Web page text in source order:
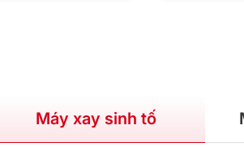
Máy xay sinh tố